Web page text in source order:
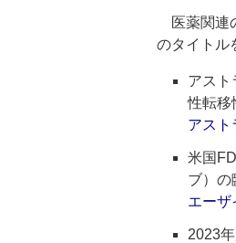
医薬関連
のタイトル
アスト
性転移
アスト
米国
ブ）の
エーザ
2023